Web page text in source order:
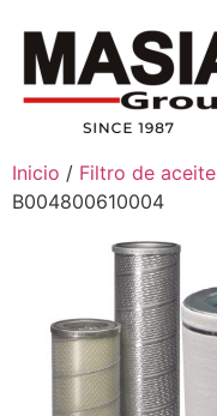
Inicio / Filtro de aceite
B004800610004